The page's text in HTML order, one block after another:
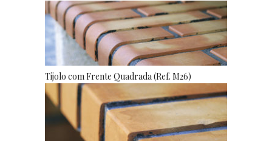
Tijolo com Frente Quadrada (Ref. M26)